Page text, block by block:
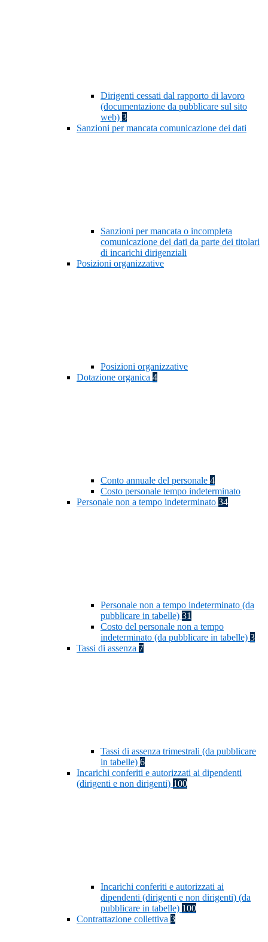
Dirigenti cessati dal rapporto di lavoro
(documentazione da pubblicare sul sito
web) 3
Sanzioni per mancata comunicazione dei dati
Sanzioni per mancata o incompleta
comunicazione dei dati da parte dei titolari
di incarichi dirigenziali
Posizioni organizzative
Posizioni organizzative
Dotazione organica 4
Conto annuale del personale 4
Costo personale tempo indeterminato
Personale non a tempo indeterminato 34
Personale non a tempo indeterminato (da
pubblicare in tabelle) 31
Costo del personale non a tempo
indeterminato (da pubblicare in tabelle) 3
Tassi di assenza 7
Tassi di assenza trimestrali (da pubblicare
in tabelle) 6
Incarichi conferiti e autorizzati ai dipendenti
(dirigenti e non dirigenti) 100
Incarichi conferiti e autorizzati ai
dipendenti (dirigenti e non dirigenti) (da
pubblicare in tabelle) 100
Contrattazione collettiva 3